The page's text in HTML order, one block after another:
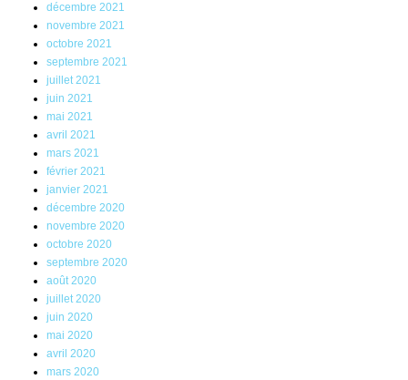
décembre 2021
novembre 2021
octobre 2021
septembre 2021
juillet 2021
juin 2021
mai 2021
avril 2021
mars 2021
février 2021
janvier 2021
décembre 2020
novembre 2020
octobre 2020
septembre 2020
août 2020
juillet 2020
juin 2020
mai 2020
avril 2020
mars 2020